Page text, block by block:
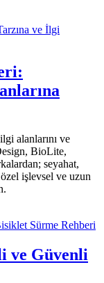
alanlarını ve
BioLite,
seyahat,
işlevsel ve uzun
ve Güvenli